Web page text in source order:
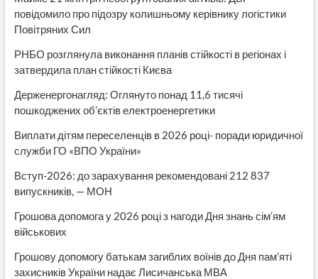
повідомило про підозру колишньому керівнику логістики
Повітряних Сил
РНБО розглянула виконання планів стійкості в регіонах і
затвердила план стійкості Києва
Держенергонагляд: Оглянуто понад 11,6 тисячі
пошкоджених об’єктів електроенергетики
Виплати дітям переселенців в 2026 році- поради юридичної
служби ГО «ВПО України»
Вступ-2026: до зарахування рекомендовані 212 837
випускників, — МОН
Грошова допомога у 2026 році з нагоди Дня знань сім’ям
військових
Грошову допомогу батькам загиблих воїнів до Дня пам’яті
захисників України надає Лисичанська МВА